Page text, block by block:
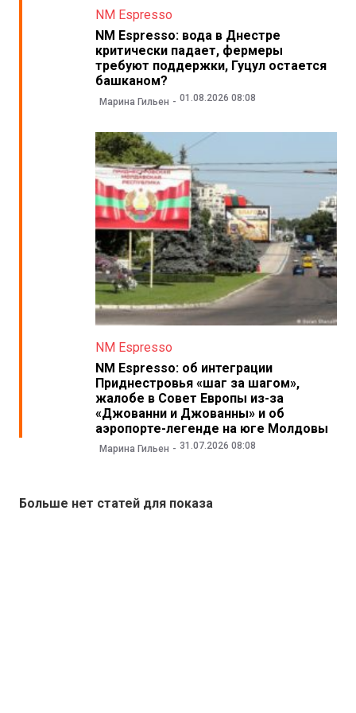
NM Espresso
NM Espresso: вода в Днестре
критически падает, фермеры
требуют поддержки, Гуцул остается
башканом?
Марина Гильен 01.08.2026 08:08
NM Espresso
NM Espresso: об интеграции
Приднестровья «шаг за шагом»,
жалобе в Совет Европы из-за
«Джованни и Джованны» и об
аэропорте-легенде на юге Молдовы
Марина Гильен 31.07.2026 08:08
Больше нет статей для показа